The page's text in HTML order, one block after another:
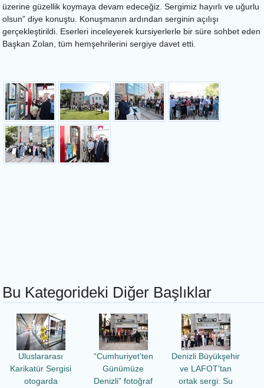
üzerine güzellik koymaya devam edeceğiz. Sergimiz hayırlı ve uğurlu
olsun” diye konuştu. Konuşmanın ardından serginin açılışı
gerçekleştirildi. Eserleri inceleyerek kursiyerlerle bir süre sohbet eden
Başkan Zolan, tüm hemşehrilerini sergiye davet etti.
Bu Kategorideki Diğer Başlıklar
Uluslararası
Karikatür Sergisi
otogarda
“Cumhuriyet’ten
Günümüze
Denizli” fotoğraf
Denizli Büyükşehir
ve LAFOT'tan
ortak sergi: Su